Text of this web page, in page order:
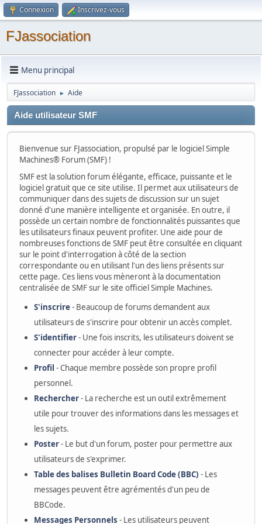
Connexion Inscrivez-vous
FJassociation
Menu principal
FJassociation ► Aide
Aide utilisateur SMF
Bienvenue sur FJassociation, propulsé par le logiciel Simple
Machines® Forum (SMF) !
SMF est la solution forum élégante, efficace, puissante et le
logiciel gratuit que ce site utilise. Il permet aux utilisateurs de
communiquer dans des sujets de discussion sur un sujet
donné d'une manière intelligente et organisée. En outre, il
possède un certain nombre de fonctionnalités puissantes que
les utilisateurs finaux peuvent profiter. Une aide pour de
nombreuses fonctions de SMF peut être consultée en cliquant
sur le point d'interrogation à côté de la section
correspondante ou en utilisant l'un des liens présents sur
cette page. Ces liens vous mèneront à la documentation
centralisée de SMF sur le site officiel Simple Machines.
S'inscrire- Beaucoup de forums demandent aux
utilisateurs de s'inscrire pour obtenir un accès complet.
S'identifier- Une fois inscrits, les utilisateurs doivent se
connecter pour accéder à leur compte.
Profil - Chaque membre possède son propre profil
personnel.
Rechercher- La recherche est un outil extrêmement
utile pour trouver des informations dans les messages et
les sujets.
Poster- Le but d'un forum, poster pour permettre aux
utilisateurs de s'exprimer.
Table des balises Bulletin Board Code (BBC) - Les
messages peuvent être agrémentés d'un peu de
BBCode.
Messages Personnels - Les utilisateurs peuvent